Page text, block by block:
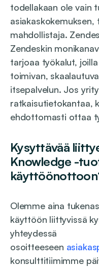
todellakaan ole vain
asiakaskokemuksen,
mahdollistaja.
Zendeskin
tarjoaa työkalut,
toimivan,
itsepalvelun. Jos
ratkaisutietokantaa,
ehdottomasti ottaa
Kysyttävää
Knowledge -
Olemme aina
käyttöön liittyvissä
yhteydessä
osoitteeseen
konsulttitiimimme